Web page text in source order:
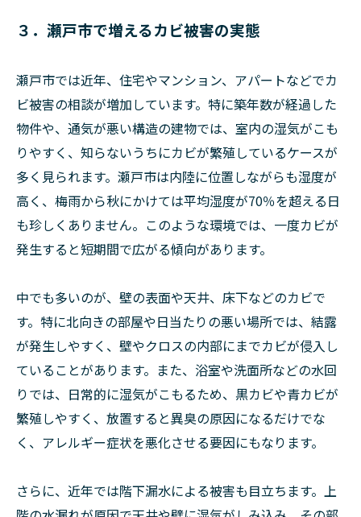
３．瀬戸市で増えるカビ被害の実態
瀬戸市では近年、住宅やマンション、アパートなどでカ
ビ被害の相談が増加しています。特に築年数が経過した
物件や、通気が悪い構造の建物では、室内の湿気がこも
りやすく、知らないうちにカビが繁殖しているケースが
多く見られます。瀬戸市は内陸に位置しながらも湿度が
高く、梅雨から秋にかけては平均湿度が70％を超える日
も珍しくありません。このような環境では、一度カビが
発生すると短期間で広がる傾向があります。
中でも多いのが、壁の表面や天井、床下などのカビで
す。特に北向きの部屋や日当たりの悪い場所では、結露
が発生しやすく、壁やクロスの内部にまでカビが侵入し
ていることがあります。また、浴室や洗面所などの水回
りでは、日常的に湿気がこもるため、黒カビや青カビが
繁殖しやすく、放置すると異臭の原因になるだけでな
く、アレルギー症状を悪化させる要因にもなります。
さらに、近年では階下漏水による被害も目立ちます。上